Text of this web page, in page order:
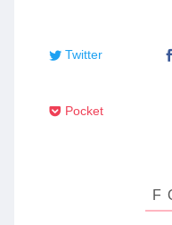
Twitter
Pocket